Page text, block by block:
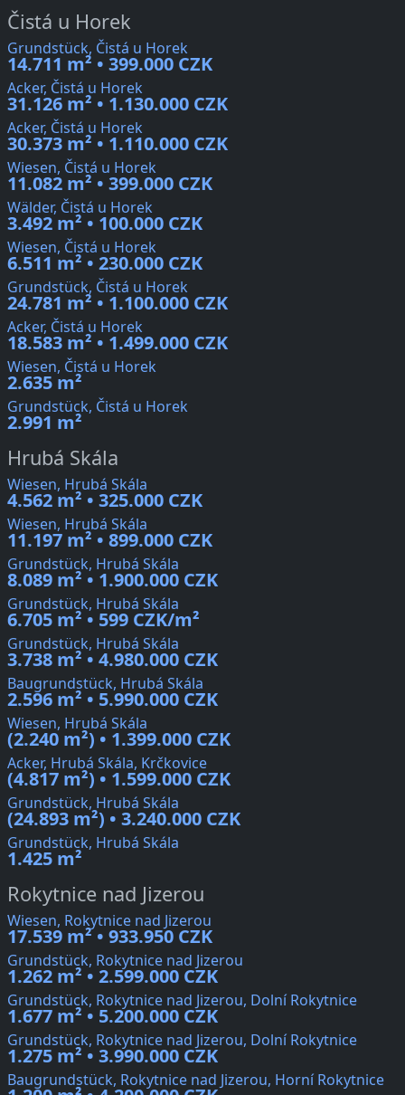
Čistá u Horek
Grundstück, Čistá u Horek
14.711 m² • 399.000 CZK
Acker, Čistá u Horek
31.126 m² • 1.130.000 CZK
Acker, Čistá u Horek
30.373 m² • 1.110.000 CZK
Wiesen, Čistá u Horek
11.082 m² • 399.000 CZK
Wälder, Čistá u Horek
3.492 m² • 100.000 CZK
Wiesen, Čistá u Horek
6.511 m² • 230.000 CZK
Grundstück, Čistá u Horek
24.781 m² • 1.100.000 CZK
Acker, Čistá u Horek
18.583 m² • 1.499.000 CZK
Wiesen, Čistá u Horek
2.635 m²
Grundstück, Čistá u Horek
2.991 m²
Hrubá Skála
Wiesen, Hrubá Skála
4.562 m² • 325.000 CZK
Wiesen, Hrubá Skála
11.197 m² • 899.000 CZK
Grundstück, Hrubá Skála
8.089 m² • 1.900.000 CZK
Grundstück, Hrubá Skála
6.705 m² • 599 CZK/m²
Grundstück, Hrubá Skála
3.738 m² • 4.980.000 CZK
Baugrundstück, Hrubá Skála
2.596 m² • 5.990.000 CZK
Wiesen, Hrubá Skála
(2.240 m²) • 1.399.000 CZK
Acker, Hrubá Skála, Krčkovice
(4.817 m²) • 1.599.000 CZK
Grundstück, Hrubá Skála
(24.893 m²) • 3.240.000 CZK
Grundstück, Hrubá Skála
1.425 m²
Rokytnice nad Jizerou
Wiesen, Rokytnice nad Jizerou
17.539 m² • 933.950 CZK
Grundstück, Rokytnice nad Jizerou
1.262 m² • 2.599.000 CZK
Grundstück, Rokytnice nad Jizerou, Dolní Rokytnice
1.677 m² • 5.200.000 CZK
Grundstück, Rokytnice nad Jizerou, Dolní Rokytnice
1.275 m² • 3.990.000 CZK
Baugrundstück, Rokytnice nad Jizerou, Horní Rokytnice